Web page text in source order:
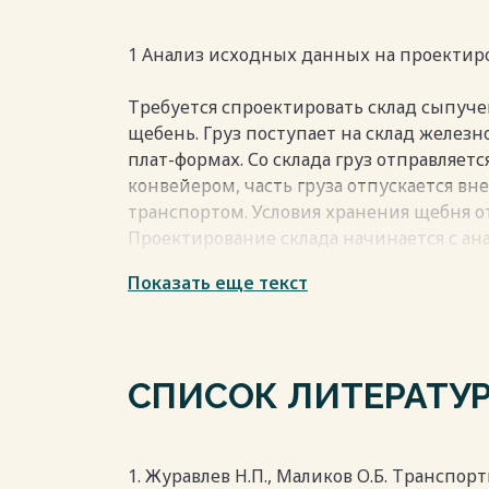
6 Разработка предложений по снижению
Библиографический список
Приложение А. Чертеж склада
Приложение Б. …………………
Весь текст будет доступен после
1 Анализ исходных данных на
Требуется спроектировать склад
щебень. Груз поступает на склад
плат-формах. Со склада груз
конвейером, часть груза отпускается
транспортом. Условия хранения щебня
Проектирование склада начинается с
принять к проектированию несколько
— число дней работы склада
Показать еще текст
СПИСОК
1. Журавлев Н.П., Маликов О.Б.